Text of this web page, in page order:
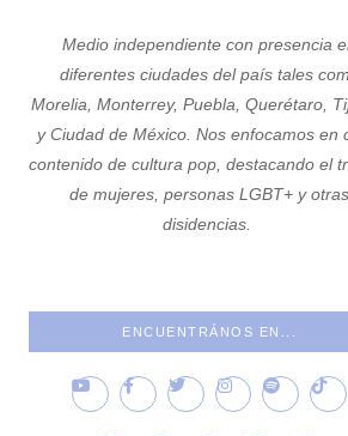
Medio independiente con presencia
diferentes ciudades del país tales
Morelia, Monterrey, Puebla, Querétaro,
y Ciudad de México. Nos enfocamos en
contenido de cultura pop, destacando el
de mujeres, personas LGBT+ y otras
disidencias.
ENCUENTRÁNOS EN...